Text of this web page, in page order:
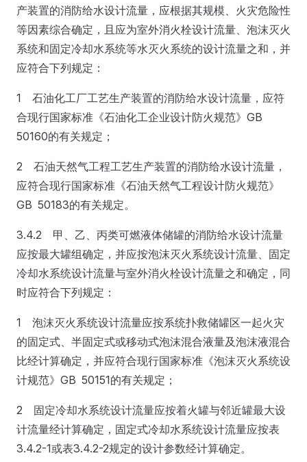
产装置的消防给水设计流量，应根据其规模、火灾危险性
等因素综合确定，且应为室外消火栓设计流量、泡沫灭火
系统和固定冷却水系统等水灭火系统的设计流量之和，并
应符合下列规定：
1 石油化工厂工艺生产装置的消防给水设计流量，应符
合现行国家标准《石油化工企业设计防火规范》GB
50160的有关规定；
2 石油天然气工程工艺生产装置的消防给水设计流量，
应符合现行国家标准《石油天然气工程设计防火规范》
GB 50183的有关规定。
3.4.2 甲、乙、丙类可燃液体储罐的消防给水设计流量
应按最大罐组确定，并应按泡沫灭火系统设计流量、固定
冷却水系统设计流量与室外消火栓设计流量之和确定，同
时应符合下列规定：
1 泡沫灭火系统设计流量应按系统扑救储罐区一起火灾
的固定式、半固定式或移动式泡沫混合液量及泡沫液混合
比经计算确定，并应符合现行国家标准《泡沫灭火系统设
计规范》GB 50151的有关规定；
2 固定冷却水系统设计流量应按着火罐与邻近罐最大设
计流量经计算确定，固定式冷却水系统设计流量应按表
3.4.2-1或表3.4.2-2规定的设计参数经计算确定。